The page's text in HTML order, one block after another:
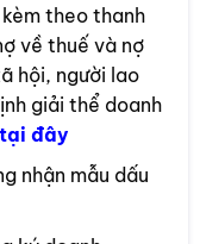
theo thanh
về thuế và nợ
hội, người lao
giải thể doanh
đây
nhận mẫu dấu